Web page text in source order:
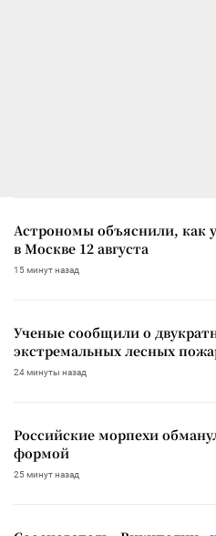
Астрономы объяснили, как
в Москве 12 августа
15 минут назад
Ученые сообщили о
экстремальных лесных
24 минуты назад
Российские морпехи
формой
25 минут назад